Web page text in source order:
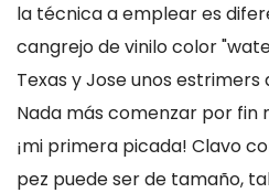
la técnica a emplear es
cangrejo de vinilo color
Texas y Jose unos estrimers
Nada más comenzar por fin
¡mi primera picada! Clavo
pez puede ser de tamaño,